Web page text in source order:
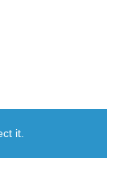
it.